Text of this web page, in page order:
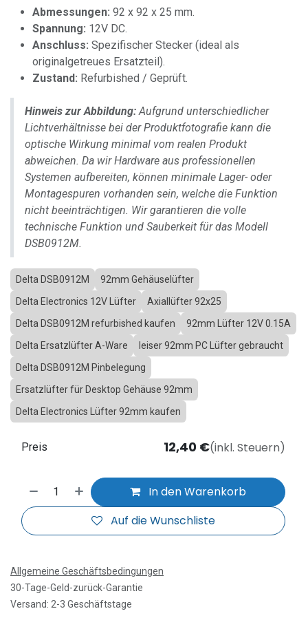
Abmessungen: 92 x 92 x 25 mm.
Spannung: 12V DC.
Anschluss: Spezifischer Stecker (ideal als
originalgetreues Ersatzteil).
Zustand: Refurbished / Geprüft.
Hinweis zur Abbildung: Aufgrund unterschiedlicher
Lichtverhältnisse bei der Produktfotografie kann die
optische Wirkung minimal vom realen Produkt
abweichen. Da wir Hardware aus professionellen
Systemen aufbereiten, können minimale Lager- oder
Montagespuren vorhanden sein, welche die Funktion
nicht beeinträchtigen. Wir garantieren die volle
technische Funktion und Sauberkeit für das Modell
DSB0912M.
Delta DSB0912M
92mm Gehäuselüfter
Delta Electronics 12V Lüfter
Axiallüfter 92x25
Delta DSB0912M refurbished kaufen
92mm Lüfter 12V 0.15A
Delta Ersatzlüfter A-Ware
leiser 92mm PC Lüfter gebraucht
Delta DSB0912M Pinbelegung
Ersatzlüfter für Desktop Gehäuse 92mm
Delta Electronics Lüfter 92mm kaufen
In den Warenkorb
Auf die Wunschliste
Preis 12,40 €(inkl. Steuern)
Allgemeine Geschäftsbedingungen
30-Tage-Geld-zurück-Garantie
Versand: 2-3 Geschäftstage